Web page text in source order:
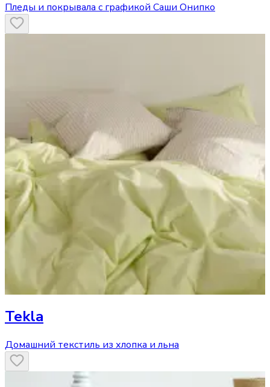
Пледы и покрывала с графикой Саши Онипко
Tekla
Домашний текстиль из хлопка и льна